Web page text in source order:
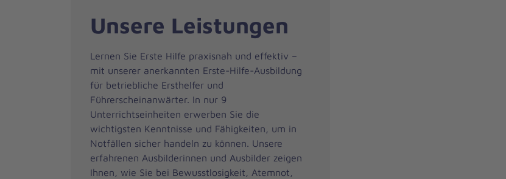
Unsere Leistungen
Lernen Sie Erste Hilfe praxisnah und effektiv –
mit unserer anerkannten Erste-Hilfe-Ausbildung
für betriebliche Ersthelfer und
Führerscheinanwärter. In nur 9
Unterrichtseinheiten erwerben Sie die
wichtigsten Kenntnisse und Fähigkeiten, um in
Notfällen sicher handeln zu können. Unsere
erfahrenen Ausbilderinnen und Ausbilder zeigen
Ihnen, wie Sie bei Bewusstlosigkeit, Atemnot,